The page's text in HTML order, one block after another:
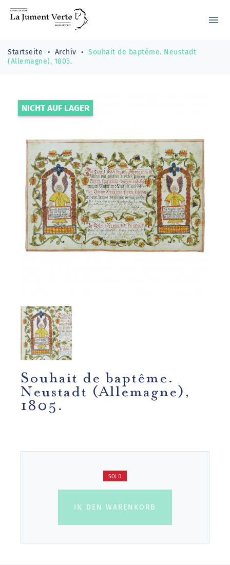
menu
Startseite Archiv
Souhait de baptême. Neustadt
(Allemagne), 1805.
NICHT AUF LAGER
Souhait de baptême.
Neustadt (Allemagne),
1805.
SOLD
IN DEN WARENKORB